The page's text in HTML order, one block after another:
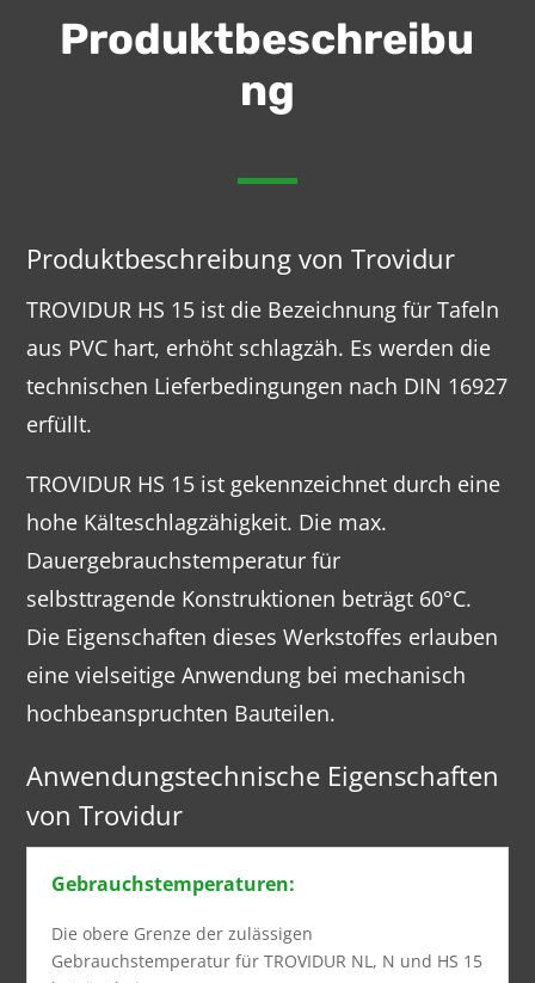
Produktbeschreibu
ng
Produktbeschreibung von Trovidur
TROVIDUR HS 15 ist die Bezeichnung für Tafeln
aus PVC hart, erhöht schlagzäh. Es werden die
technischen Lieferbedingungen nach DIN 16927
erfüllt.
TROVIDUR HS 15 ist gekennzeichnet durch eine
hohe Kälteschlagzähigkeit. Die max.
Dauergebrauchstemperatur für
selbsttragende Konstruktionen beträgt 60°C.
Die Eigenschaften dieses Werkstoffes erlauben
eine vielseitige Anwendung bei mechanisch
hochbeanspruchten Bauteilen.
Anwendungstechnische Eigenschaften
von Trovidur
Gebrauchstemperaturen:
Die obere Grenze der zulässigen
Gebrauchstemperatur für TROVIDUR NL, N und HS 15